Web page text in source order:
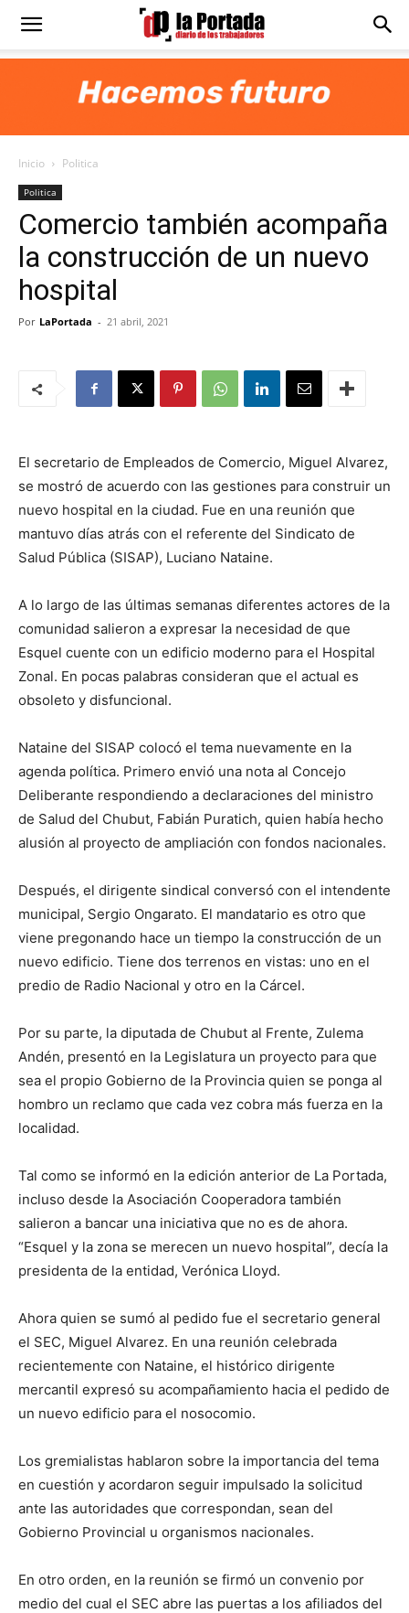
Diario
Portada
Inicio Politica
Politica
Comercio también acompaña
la construcción de un nuevo
hospital
Por LaPortada - 21 abril, 2021
El secretario de Empleados de Comercio, Miguel Alvarez,
se mostró de acuerdo con las gestiones para construir un
nuevo hospital en la ciudad. Fue en una reunión que
mantuvo días atrás con el referente del Sindicato de
Salud Pública (SISAP), Luciano Nataine.
A lo largo de las últimas semanas diferentes actores de la
comunidad salieron a expresar la necesidad de que
Esquel cuente con un edificio moderno para el Hospital
Zonal. En pocas palabras consideran que el actual es
obsoleto y disfuncional.
Nataine del SISAP colocó el tema nuevamente en la
agenda política. Primero envió una nota al Concejo
Deliberante respondiendo a declaraciones del ministro
de Salud del Chubut, Fabián Puratich, quien había hecho
alusión al proyecto de ampliación con fondos nacionales.
Después, el dirigente sindical conversó con el intendente
municipal, Sergio Ongarato. El mandatario es otro que
viene pregonando hace un tiempo la construcción de un
nuevo edificio. Tiene dos terrenos en vistas: uno en el
predio de Radio Nacional y otro en la Cárcel.
Por su parte, la diputada de Chubut al Frente, Zulema
Andén, presentó en la Legislatura un proyecto para que
sea el propio Gobierno de la Provincia quien se ponga al
hombro un reclamo que cada vez cobra más fuerza en la
localidad.
Tal como se informó en la edición anterior de La Portada,
incluso desde la Asociación Cooperadora también
salieron a bancar una iniciativa que no es de ahora.
“Esquel y la zona se merecen un nuevo hospital”, decía la
presidenta de la entidad, Verónica Lloyd.
Ahora quien se sumó al pedido fue el secretario general
el SEC, Miguel Alvarez. En una reunión celebrada
recientemente con Nataine, el histórico dirigente
mercantil expresó su acompañamiento hacia el pedido de
un nuevo edificio para el nosocomio.
Los gremialistas hablaron sobre la importancia del tema
en cuestión y acordaron seguir impulsado la solicitud
ante las autoridades que correspondan, sean del
Gobierno Provincial u organismos nacionales.
En otro orden, en la reunión se firmó un convenio por
medio del cual el SEC abre las puertas a los afiliados del